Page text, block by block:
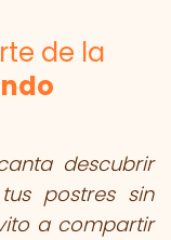
de la
descubrir
postres sin
a compartir